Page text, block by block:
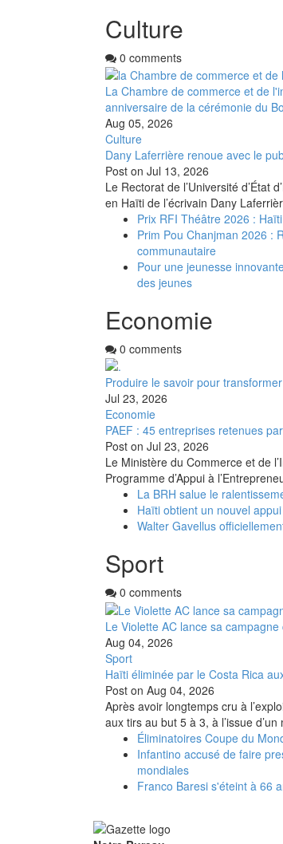
Culture
0 comments
La Chambre de commerce et de
anniversaire de la cérémonie du
Aug 05, 2026
Culture
Dany Laferrière renoue avec le
Post on Jul 13, 2026
Le Rectorat de l’Université d’État
en Haïti de l’écrivain Dany
Prix RFI Théâtre 2026 :
Prim Pou Chanjman 2026 :
communautaire
Pour une jeunesse
des jeunes
Economie
0 comments
Produire le savoir pour
Jul 23, 2026
Economie
PAEF : 45 entreprises retenues
Post on Jul 23, 2026
Le Ministère du Commerce et de
Programme d’Appui à
La BRH salue le
Haïti obtient un nouvel
Walter Gavellus
Sport
0 comments
Le Violette AC lance sa
Aug 04, 2026
Sport
Haïti éliminée par le Costa Rica
Post on Aug 04, 2026
Après avoir longtemps cru à
aux tirs au but 5 à 3, à l’issue
Éliminatoires Coupe du
Infantino accusé de faire
mondiales
Franco Baresi s'éteint à 66